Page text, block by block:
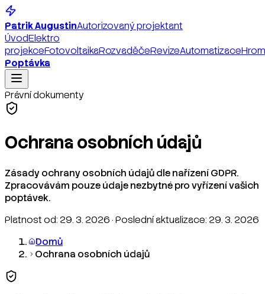
PatrikAugustinAutorizovaný projektant
ÚvodElektro
projekceFotovoltaikaRozvaděčeRevizeAutomatizace
Poptávka
Právní dokumenty
Ochrana osobních údajů
Zásady ochrany osobních údajů dle nařízení GDPR.
Zpracovávám pouze údaje nezbytné pro vyřízení vašich
poptávek.
Platnost od: 29. 3. 2026 · Poslední aktualizace: 29. 3. 2026
Domů
Ochrana osobních údajů